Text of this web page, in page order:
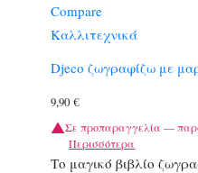
Compare
Καλλιτεχνικά
Djeco ζωγραφίζω με
9,90€
Σε προπαραγγελία —
Περισσότερα
Το μαγικό βιβλίο